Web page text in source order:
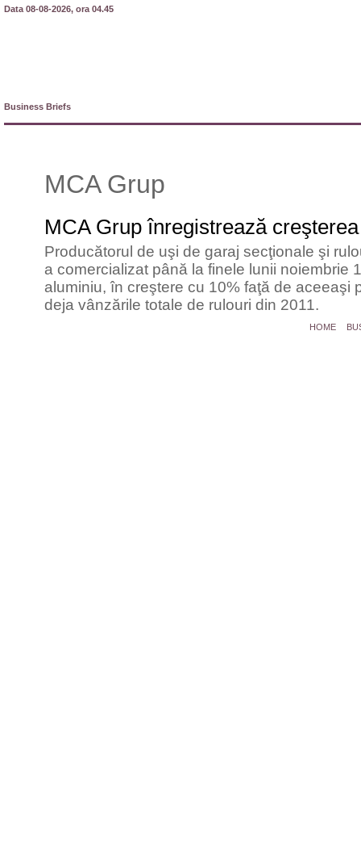
Data 08-08-2026, ora 04.45
Business Briefs
MCA Grup
MCA Grup înregistrează
Producătorul de uşi de garaj secţionale şi
a comercializat până la finele lunii noiembrie
aluminiu, în creştere cu 10% faţă de aceeaşi
deja vânzările totale de rulouri din 2011.
HOME